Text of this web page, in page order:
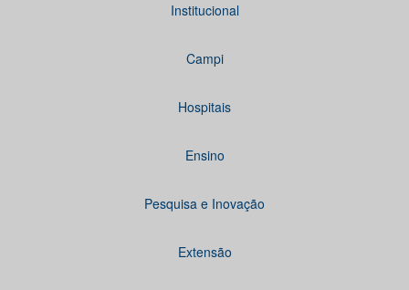
Institucional
Campi
Hospitais
Ensino
Pesquisa e Inovação
Extensão